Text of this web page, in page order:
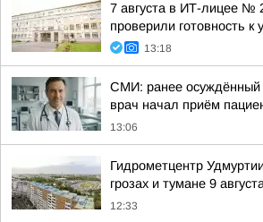
7 августа в ИТ-лицее №
проверили готовность к
13:18
СМИ: ранее осуждённый
врач начал приём
13:06
Гидрометцентр
грозах и тумане 9 августа
12:33